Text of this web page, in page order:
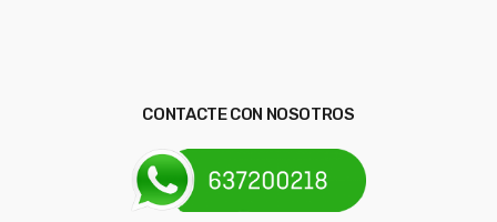
CONTACTE CON NOSOTROS